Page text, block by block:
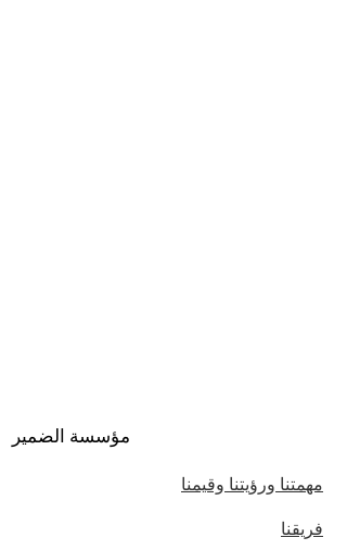
مؤسسة الضمير
مهمتنا ورؤيتنا وقيمنا
فريقنا